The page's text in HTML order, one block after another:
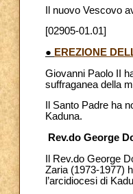
Il nuovo Vescovo
[02905-01.01]
● EREZIONE
Giovanni Paolo II
suffraganea della
Il Santo Padre ha
Kaduna.
Rev.do George
Il Rev.do George
Zaria (1973-1977)
l’arcidiocesi di